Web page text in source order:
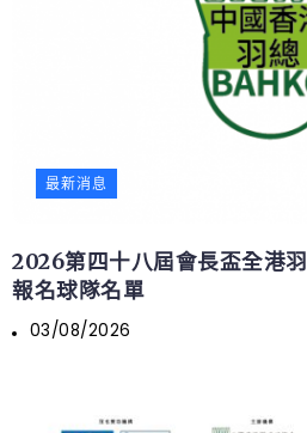
最新消息
2026第四十八屆會長盃全港
報名球隊名單
03/08/2026